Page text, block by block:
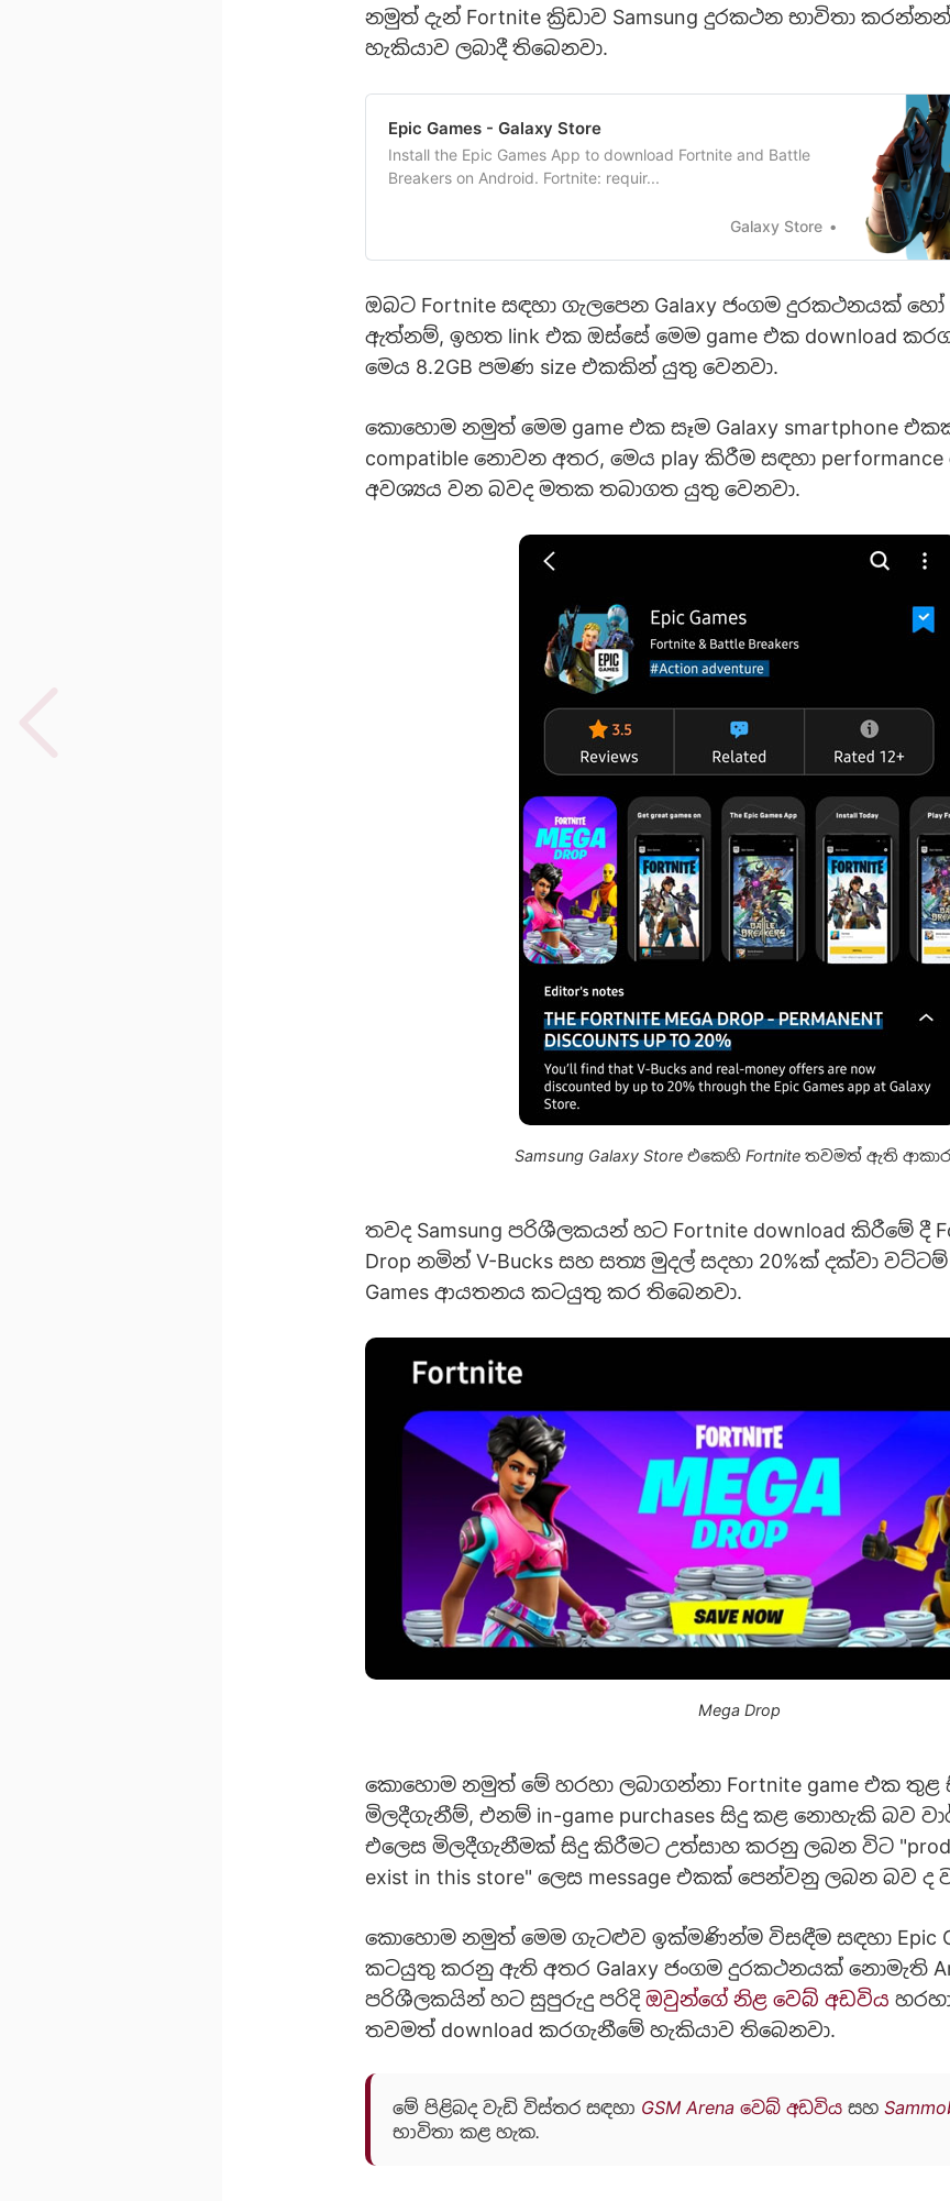
නමුත් දැන් Fortnite ක්‍රිඩාව Samsung දුරකථන භාවිතා
හැකියාව ලබාදී ති‍බෙනවා.
Epic Games - Galaxy Store
Install the Epic Games App to download Fortnite and Battle
Breakers on Android. Fortnite: requir...
Galaxy Store
ඔබට Fortnite සඳහා ගැලපෙන Galaxy ජංගම දුරකථනයක්
ඇත්නම්, ඉහත link එක ඔස්සේ මෙම game එක download
මෙය 8.2GB පමණ size එකකින් යුතු වෙනවා.
කොහොම නමුත් මෙම game එක සෑම Galaxy smartphone
compatible නොවන අතර, මෙය play කිරීම සඳහා performance
අවශ්‍යය වන බවද මතක තබාගත යුතු වෙනවා.
Samsung Galaxy Store එකෙහි Fortnite තවමත් ඇති
තවද Samsung පරිශීලකයන් හට Fortnite download කිරීමේ දී
Drop නමින් V-Bucks සහ සත්‍ය මුදල් සදහා 20%ක් දක්වා වට්ටම්
Games ආයතනය කටයුතු කර තිබෙනවා.
Mega Drop
කොහොම නමුත් මේ හරහා ලබාගන්නා Fortnite game එක
මිලදීගැනීම්, එනම් in-game purchases සිදු කළ නොහැකි බව
එලෙස මිලදීගැනීමක් සිදු කිරීමට උත්සාහ කරනු ලබන විට
exist in this store" ලෙස message එකක් පෙන්වනු ලබන බව ද
කොහොම නමුත් මෙම ගැටළුව ඉක්මණින්ම විසඳීම සඳහා Epic
කටයුතු කරනු ඇති අතර Galaxy ජංගම දුරකථනයක් නොමැති
පරිශීලකයින් හට සුපුරුදු පරිදි ඔවුන්ගේ නිළ වෙබ් අඩවිය
තවමත් download කරගැනීමේ හැකියාව තිබෙනවා.
මේ පිළිබද වැඩි විස්තර සඳහා GSM Arena වෙබ් අඩවිය සහ
භාවිතා කළ හැක.